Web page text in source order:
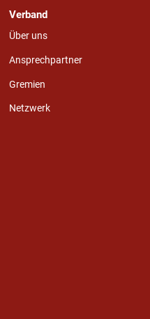
Verband
Über uns
Ansprechpartner
Gremien
Netzwerk